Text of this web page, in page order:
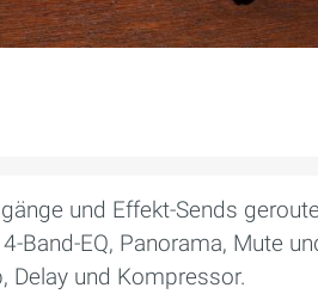
und Effekt-Sends
Band-EQ, Panorama, Mute
Delay und Kompressor.